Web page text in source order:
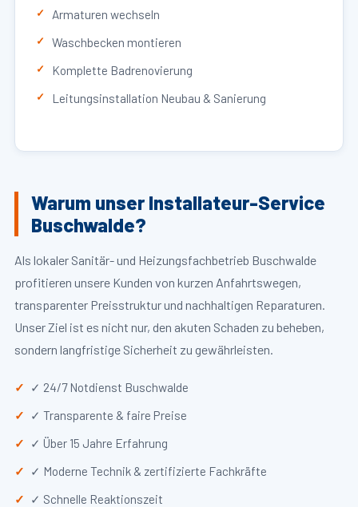
Armaturen wechseln
Waschbecken montieren
Komplette Badrenovierung
Leitungsinstallation Neubau & Sanierung
Warum unser Installateur-Service
Buschwalde?
Als lokaler Sanitär- und Heizungsfachbetrieb Buschwalde
profitieren unsere Kunden von kurzen Anfahrtswegen,
transparenter Preisstruktur und nachhaltigen Reparaturen.
Unser Ziel ist es nicht nur, den akuten Schaden zu beheben,
sondern langfristige Sicherheit zu gewährleisten.
✓ 24/7 Notdienst Buschwalde
✓ Transparente & faire Preise
✓ Über 15 Jahre Erfahrung
✓ Moderne Technik & zertifizierte Fachkräfte
✓ Schnelle Reaktionszeit